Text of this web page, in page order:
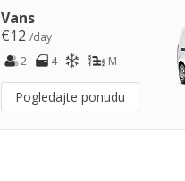
Vans
€12 /day
2
4 M
Pogledajte ponudu